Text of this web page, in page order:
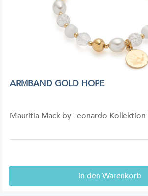
ARMBAND GOLD HOPE
Mauritia Mack by Leonardo Kollektion
in den Warenkorb